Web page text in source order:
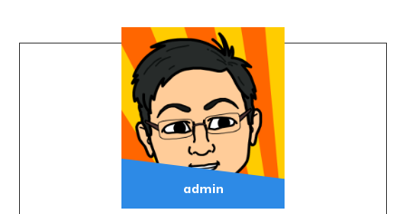
admin